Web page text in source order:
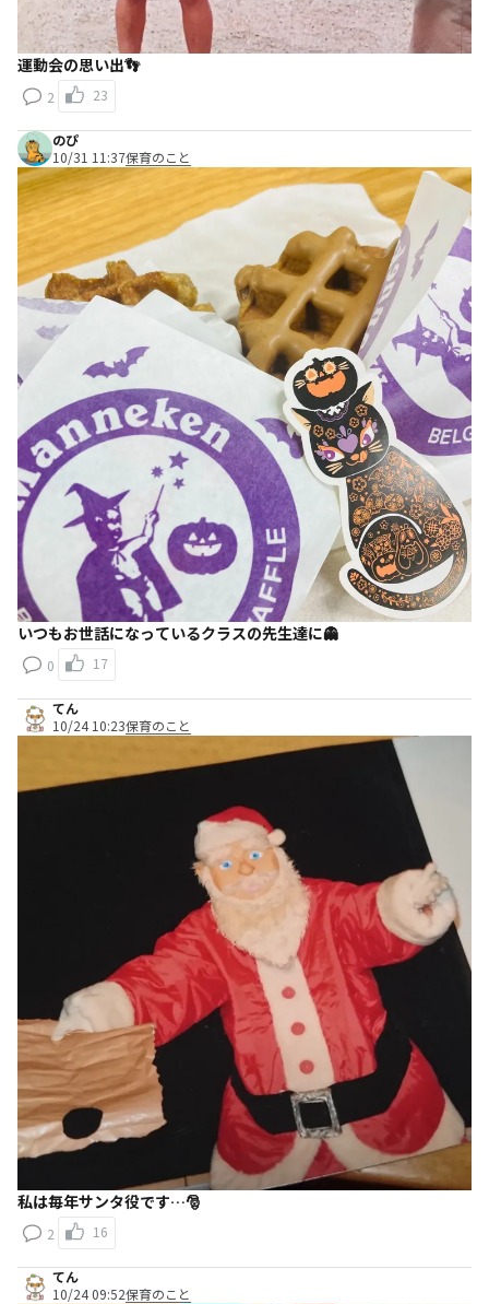
運動会の思い出👣
2 23
のぴ
10/31 11:37保育のこと
いつもお世話になっているクラスの先生達に👻
0 17
てん
10/24 10:23保育のこと
私は毎年サンタ役です…🎅
2 16
てん
10/24 09:52保育のこと